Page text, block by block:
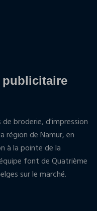
publicitaire
broderie, d'impression
région de Namur, en
à la pointe de la
font de Quatrième
sur le marché.